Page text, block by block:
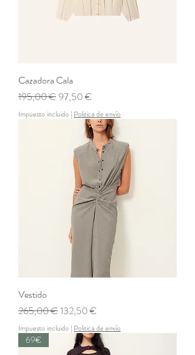
Cazadora Cala
Precio
195,00 €Precio de oferta
97,50 €
Impuesto incluido | Politica de envío
Vestido
Precio
265,00 €Precio de oferta
132,50 €
Impuesto incluido | Politica de envío
69€